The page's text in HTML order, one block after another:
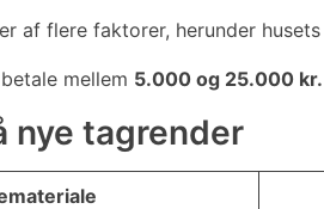
af flere faktorer, herunder
mellem 5.000 og 25.000 kr.
nye tagrender